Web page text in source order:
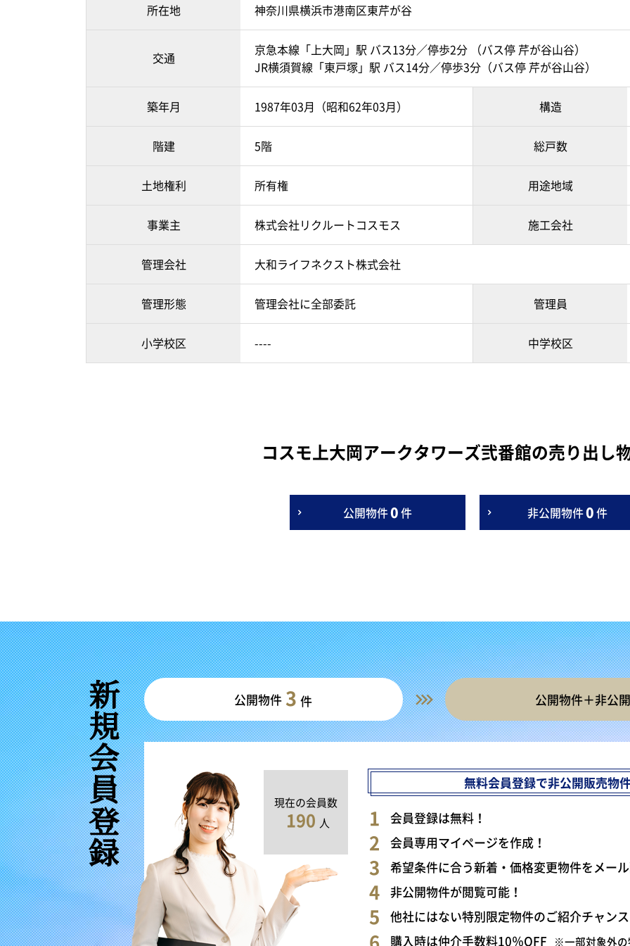
所在地 神奈川県横浜市港南区東芹が谷
交通
京急本線「上大岡」駅 バス13分／停歩2分 （バス停 芹が谷山谷）
JR横須賀線「東戸塚」駅 バス14分／停歩3分（バス停 芹が谷山谷）
築年月 1987年03月（昭和62年03月） 構造
階建 5階 総戸数
土地権利 所有権 用途地域
事業主 株式会社リクルートコスモス 施工会社
管理会社 大和ライフネクスト株式会社
管理形態 管理会社に全部委託 管理員
小学校区 ---- 中学校区
コスモ上大岡アークタワーズ弐番館の売り出し
公開物件0件 非公開物件0件
新規会員登録 公開物件 3 件 公開物件＋非公
現在の会員数
190 人
無料会員登録で非公開販売物
会員登録は無料！
会員専用マイページを作成！
希望条件に合う新着・価格変更物件をメール
非公開物件が閲覧可能！
他社にはない特別限定物件のご紹介チャンス
購入時は仲介手数料10％OFF ※一部対象外